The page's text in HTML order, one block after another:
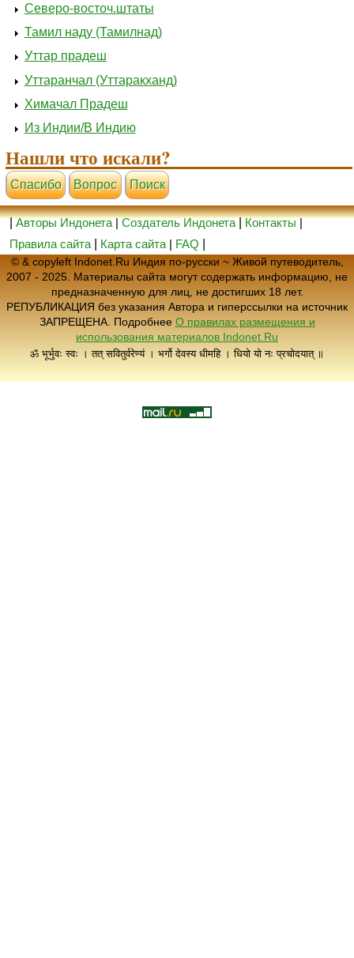
Северо-восточ.штаты
Тамил наду (Тамилнад)
Уттар прадеш
Уттаранчал (Уттаракханд)
Химачал Прадеш
Из Индии/В Индию
Нашли что искали?
Cпасибо Вопрос Поиск
|Авторы Индонета|Создатель Индонета|Контакты|
Правила сайта
Карта сайта | FAQ
© & copyleft Indonet.Ru Индия по-русски ~ Живой путеводитель,
2007 - 2025. Материалы сайта могут содержать информацию, не
предназначенную для лиц, не достигших 18 лет.
РЕПУБЛИКАЦИЯ без указания Автора и гиперссылки на источник
ЗАПРЕЩЕНА. Подробнее О правилах размещения и
использования материалов Indonet.Ru
ॐ भूर्भुवः स्वः । तत् सवितुर्वरेण्यं । भर्गो देवस्य धीमहि । धियो यो नः प्रचोदयात् ॥